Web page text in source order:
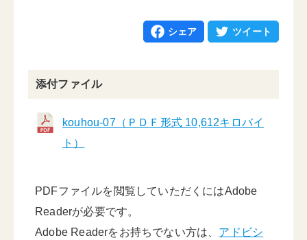
シェア ツイート
添付ファイル
kouhou-07（ＰＤＦ形式 10,612キロバイ
ト）
PDFファイルを閲覧していただくにはAdobe
Readerが必要です。
Adobe Readerをお持ちでない方は、 アドビシ